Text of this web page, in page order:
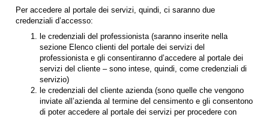
Per accedere al portale dei servizi, quindi, ci saranno due
credenziali d’accesso:
le credenziali del professionista (saranno inserite nella
sezione Elenco clienti del portale dei servizi del
professionista e gli consentiranno d’accedere al portale dei
servizi del cliente – sono intese, quindi, come credenziali di
servizio)
le credenziali del cliente azienda (sono quelle che vengono
inviate all’azienda al termine del censimento e gli consentono
di poter accedere al portale dei servizi per procedere con